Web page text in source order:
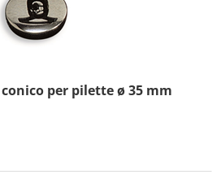
per pilette ø 35 mm